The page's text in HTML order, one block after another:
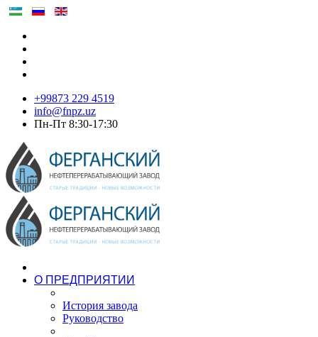
+99873 229 4519
info@fnpz.uz
Пн-Пт 8:30-17:30
О ПРЕДПРИЯТИИ
История завода
Руководство